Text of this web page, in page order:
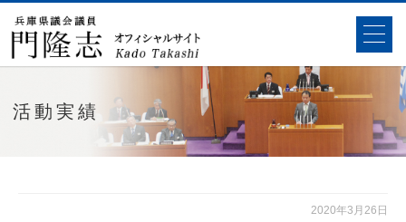
活動実績
2020年3月26日